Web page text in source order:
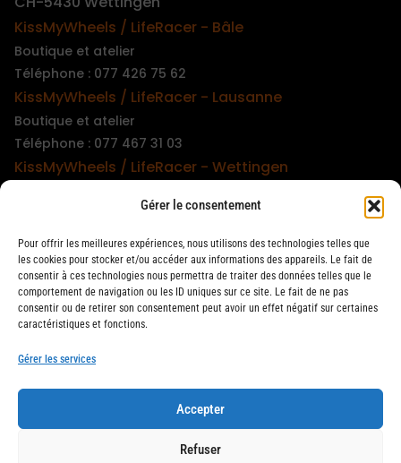
Gérer le consentement
Pour offrir les meilleures expériences, nous utilisons des technologies telles que
les cookies pour stocker et/ou accéder aux informations des appareils. Le fait de
consentir à ces technologies nous permettra de traiter des données telles que le
comportement de navigation ou les ID uniques sur ce site. Le fait de ne pas
consentir ou de retirer son consentement peut avoir un effet négatif sur certaines
caractéristiques et fonctions.
Gérer les services
Accepter
Refuser
KissMyWheels / LifeRacer - Bâle
Boutique et atelier
Téléphone : 077 426 75 62
KissMyWheels / LifeRacer - Lausanne
Boutique et atelier
Téléphone : 077 467 31 03
KissMyWheels / LifeRacer - Wettingen
Téléphone : 079 747 00 36
KissMyWheels / LifeRacer - Zürich Unterstrass
Boutique et atelier
Téléphone : 078 261 06 40
KissMyWheels / LifeRacer - Zürich Wiedikon
Atelier
Téléphone : 044 594 48 87
LifeRacer / KissMyWheels © 2026 Tous droits réservés